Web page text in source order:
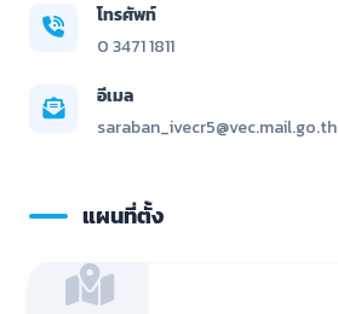
โทรศัพท์
0 3471 1811
อีเมล
saraban_ivecr5@vec.mail.go.th
แผนที่ตั้ง